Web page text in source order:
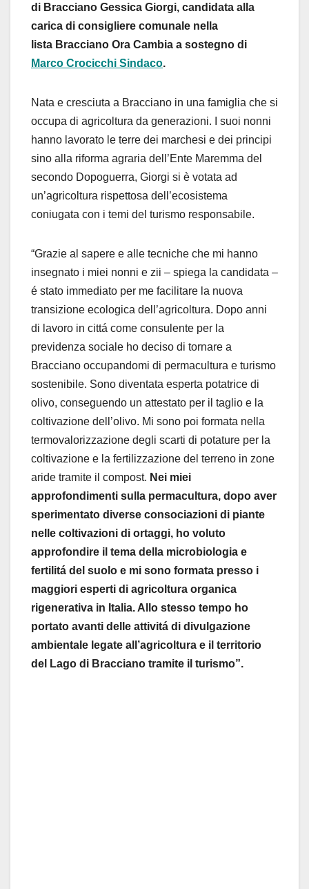
di Bracciano Gessica Giorgi, candidata alla
carica di consigliere comunale nella
lista Bracciano Ora Cambia a sostegno di
Marco Crocicchi Sindaco.
Nata e cresciuta a Bracciano in una famiglia che si
occupa di agricoltura da generazioni. I suoi nonni
hanno lavorato le terre dei marchesi e dei principi
sino alla riforma agraria dell’Ente Maremma del
secondo Dopoguerra, Giorgi si è votata ad
un’agricoltura rispettosa dell’ecosistema
coniugata con i temi del turismo responsabile.
“Grazie al sapere e alle tecniche che mi hanno
insegnato i miei nonni e zii – spiega la candidata –
é stato immediato per me facilitare la nuova
transizione ecologica dell’agricoltura. Dopo anni
di lavoro in cittá come consulente per la
previdenza sociale ho deciso di tornare a
Bracciano occupandomi di permacultura e turismo
sostenibile. Sono diventata esperta potatrice di
olivo, conseguendo un attestato per il taglio e la
coltivazione dell’olivo. Mi sono poi formata nella
termovalorizzazione degli scarti di potature per la
coltivazione e la fertilizzazione del terreno in zone
aride tramite il compost. Nei miei
approfondimenti sulla permacultura, dopo aver
sperimentato diverse consociazioni di piante
nelle coltivazioni di ortaggi, ho voluto
approfondire il tema della microbiologia e
fertilitá del suolo e mi sono formata presso i
maggiori esperti di agricoltura organica
rigenerativa in Italia. Allo stesso tempo ho
portato avanti delle attivitá di divulgazione
ambientale legate all’agricoltura e il territorio
del Lago di Bracciano tramite il turismo”.